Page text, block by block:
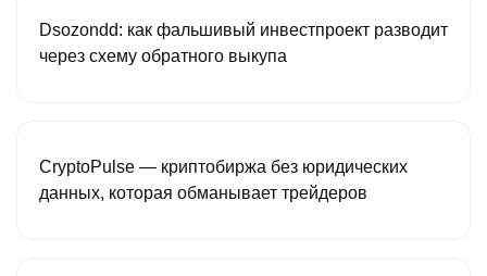
Dsozondd: как фальшивый инвестпроект разводит
через схему обратного выкупа
CryptoPulse — криптобиржа без юридических
данных, которая обманывает трейдеров